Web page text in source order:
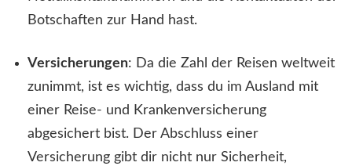
Botschaften zur Hand hast.
Versicherungen: Da die Zahl der Reisen weltweit
zunimmt, ist es wichtig, dass du im Ausland mit
einer Reise- und Krankenversicherung
abgesichert bist. Der Abschluss einer
Versicherung gibt dir nicht nur Sicherheit,